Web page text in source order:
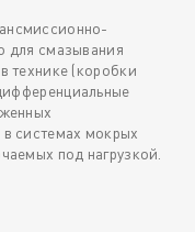
для смазывания
технике (коробки
системах мокрых
под нагрузкой.